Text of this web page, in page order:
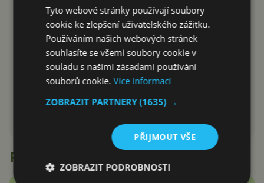
Recenze
Tyto webové stránky používají soubory
cookie ke zlepšení uživatelského zážitku.
Používáním našich webových stránek
souhlasíte se všemi soubory cookie v
souladu s našimi zásadami používání
souborů cookie.Více informací
ZOBRAZIT PARTNERY(1635) →
PŘIJMOUT VŠE
ZOBRAZIT PODROBNOSTI